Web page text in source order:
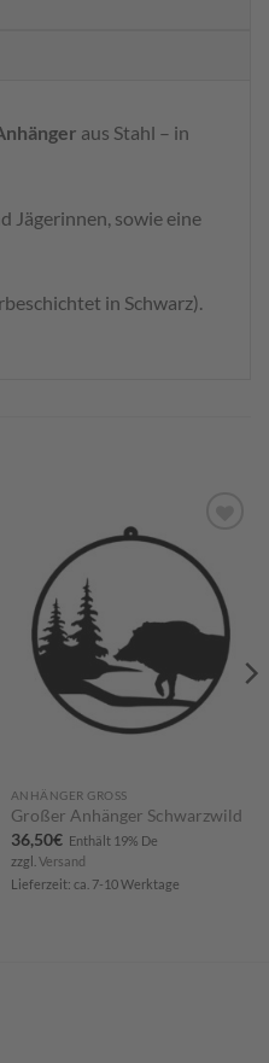
aus Stahl – in
Jägerinnen, sowie eine
in Schwarz).
Merkzettel
hinzufügen
ANHÄNGER GROSS
Großer Anhänger Schwarzwild
36,50€ Enthält 19% De
zzgl. Versand
Lieferzeit: ca. 7-10 Werktage